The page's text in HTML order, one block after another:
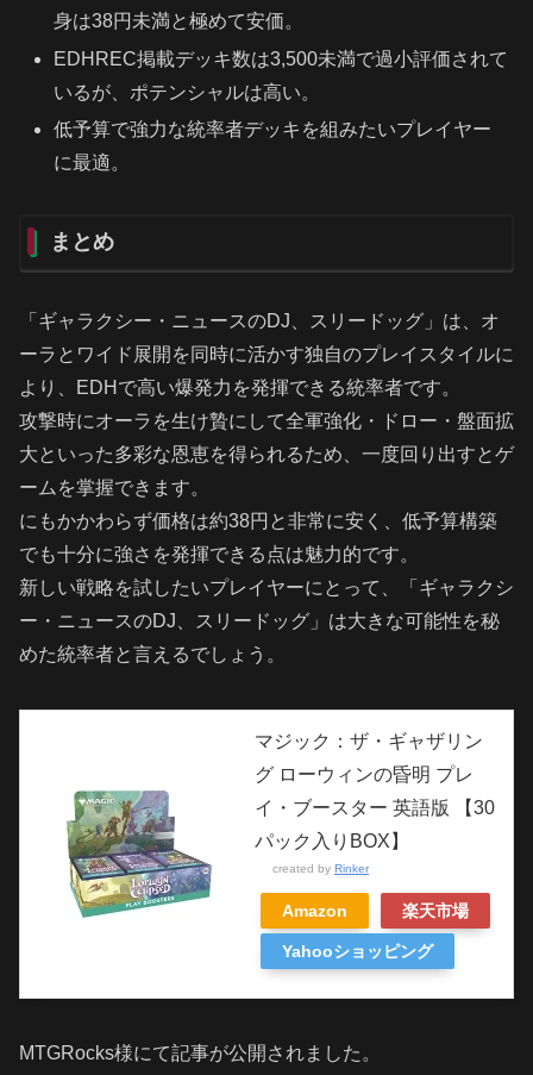
身は38円未満と極めて安価。
EDHREC掲載デッキ数は3,500未満で過小評価されて
いるが、ポテンシャルは高い。
低予算で強力な統率者デッキを組みたいプレイヤー
に最適。
まとめ
「ギャラクシー・ニュースのDJ、スリードッグ」は、オ
ーラとワイド展開を同時に活かす独自のプレイスタイルに
より、EDHで高い爆発力を発揮できる統率者です。
攻撃時にオーラを生け贄にして全軍強化・ドロー・盤面拡
大といった多彩な恩恵を得られるため、一度回り出すとゲ
ームを掌握できます。
にもかかわらず価格は約38円と非常に安く、低予算構築
でも十分に強さを発揮できる点は魅力的です。
新しい戦略を試したいプレイヤーにとって、「ギャラクシ
ー・ニュースのDJ、スリードッグ」は大きな可能性を秘
めた統率者と言えるでしょう。
マジック：ザ・ギャザリン
グ ローウィンの昏明 プレ
イ・ブースター 英語版 【30
パック入りBOX】
created by Rinker
Amazon 楽天市場
Yahooショッピング
MTGRocks様にて記事が公開されました。